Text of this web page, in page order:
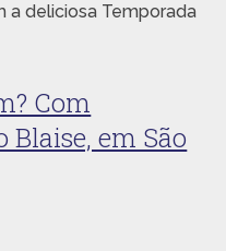
a deliciosa Temporada
Com
Blaise, em São